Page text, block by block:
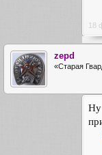
18
zepd
«Старая
Ну